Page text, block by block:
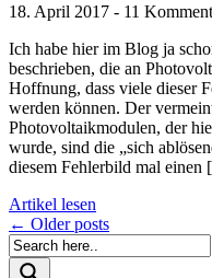
18. April 2017 - 11
Ich habe hier im Blog ja
beschrieben, die an
Hoffnung, dass viele dieser
werden können. Der
Photovoltaikmodulen, der
wurde, sind die „sich
diesem Fehlerbild mal
Artikel lesen
Posts
navigation
← Older posts